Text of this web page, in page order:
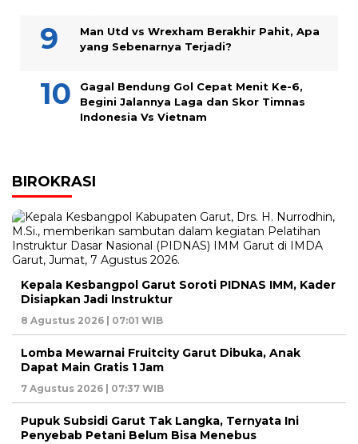
Man Utd vs Wrexham Berakhir Pahit, Apa
yang Sebenarnya Terjadi?
Gagal Bendung Gol Cepat Menit Ke-6,
Begini Jalannya Laga dan Skor Timnas
Indonesia Vs Vietnam
BIROKRASI
Kepala Kesbangpol Garut Soroti PIDNAS IMM, Kader
Disiapkan Jadi Instruktur
8 Agustus 2026 | 07:01 WIB
Lomba Mewarnai Fruitcity Garut Dibuka, Anak
Dapat Main Gratis 1 Jam
7 Agustus 2026 | 07:37 WIB
Pupuk Subsidi Garut Tak Langka, Ternyata Ini
Penyebab Petani Belum Bisa Menebus